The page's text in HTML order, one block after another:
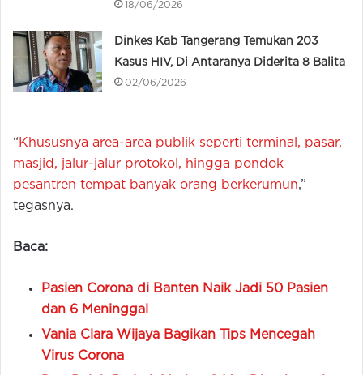
18/06/2026
Dinkes Kab Tangerang Temukan 203
Kasus HIV, Di Antaranya Diderita 8 Balita
02/06/2026
“ Khususnya area-area publik seperti terminal, pasar,
masjid, jalur-jalur protokol, hingga pondok
pesantren tempat banyak orang berkerumun,”
tegasnya.
Baca:
Pasien Corona di Banten Naik Jadi 50 Pasien
dan 6 Meninggal
Vania Clara Wijaya Bagikan Tips Mencegah
Virus Corona